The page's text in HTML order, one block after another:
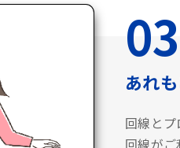
03
あれ
回線とプ